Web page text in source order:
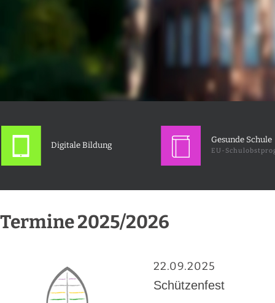
Digitale Bildung
Gesunde Schule
EU-
Termine 2025/2026
22.09.2025
Schützenfest